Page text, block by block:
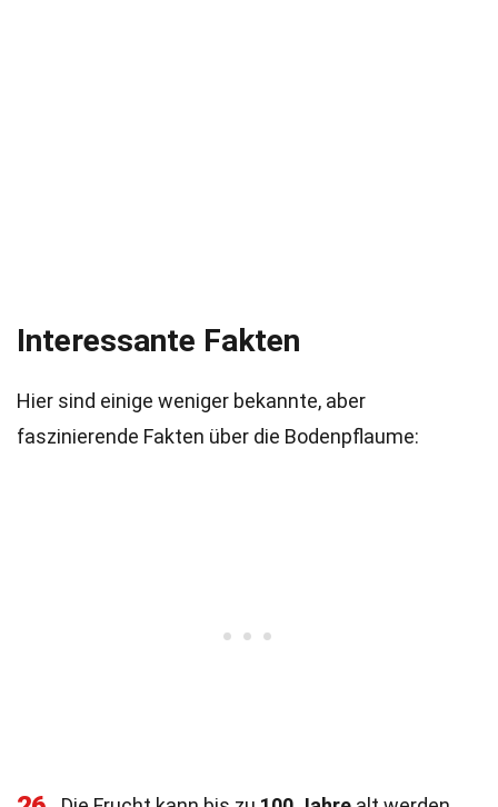
Interessante Fakten
Hier sind einige weniger bekannte, aber
faszinierende Fakten über die Bodenpflaume: